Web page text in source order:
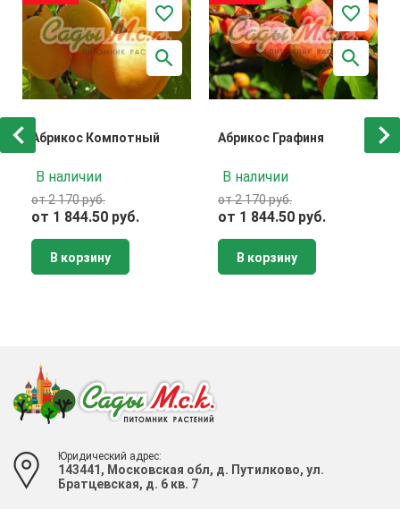
Абрикос Компотный
В наличии
от 2 170 руб.
от 1 844.50 руб.
В корзину
Абрикос Графиня
В наличии
от 2 170 руб.
от 1 844.50 руб.
В корзину
Юридический адрес:
143441, Московская обл, д. Путилково, ул.
Братцевская, д. 6 кв. 7